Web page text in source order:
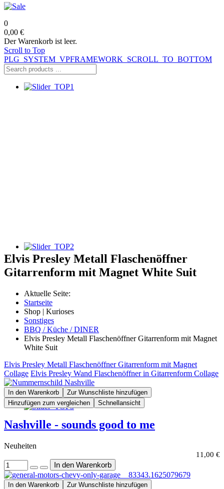
0
0,00 €
Der Warenkorb ist leer.
Scroll to Top
PLG_SYSTEM_VPFRAMEWORK_SCROLL_TO_BOTTOM
Elvis Presley Metall Flaschenöffner
Gitarrenform mit Magnet White Suit
Aktuelle Seite:
Startseite
Shop | Kurioses
Sonstiges
BBQ / Küche / DINER
Elvis Presley Metall Flaschenöffner Gitarrenform mit Magnet
White Suit
Elvis Presley Metall Flaschenöffner Gitarrenform mit Magnet
Collage Elvis Presley Wand Flaschenöffner in Gitarrenform Collage
In den Warenkorb
Zur Wunschliste hinzufügen
Hinzufügen zum vergleichen
Schnellansicht
Nashville - sounds good to me
Neuheiten
11,00 €
In den Warenkorb
Zur Wunschliste hinzufügen